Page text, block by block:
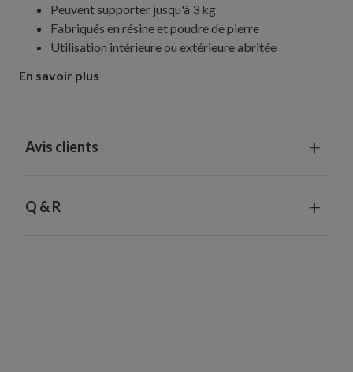
Peuvent supporter jusqu'à 3 kg
Fabriqués en résine et poudre de pierre
Utilisation intérieure ou extérieure abritée
En savoir plus
Avis clients
Q & R